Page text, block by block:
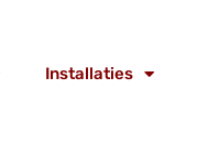
Installaties